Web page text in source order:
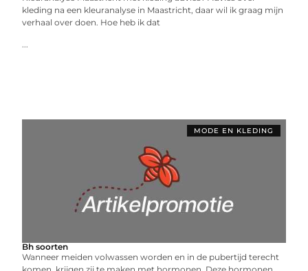
kleding na een kleuranalyse in Maastricht, daar wil ik graag mijn
verhaal over doen. Hoe heb ik dat
...
MODE EN KLEDING
Bh soorten
Wanneer meiden volwassen worden en in de pubertijd terecht